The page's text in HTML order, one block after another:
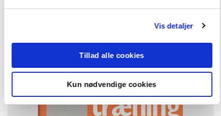
Vis detaljer
Tillad alle cookies
Kun nødvendige cookies
Dansk
9. klasse